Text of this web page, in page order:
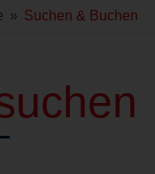
» Suchen & Buchen